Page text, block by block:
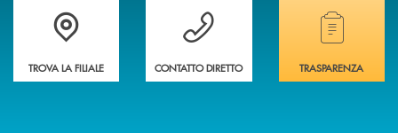
Accedi all' elenco completo delle filiali della banca.
TROVA LA FILIALE
Hai bisogno di assistenza immediata?
CONTATTO DIRETTO
Hai bisogno di
TRASPARENZA